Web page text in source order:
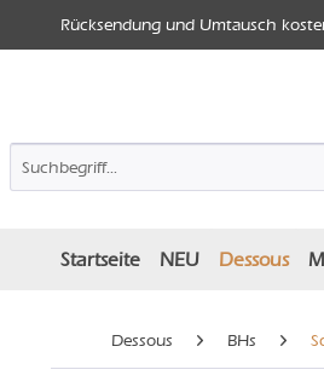
Rücksendung und Umtausch
Startseite NEU Dessous
Dessous BHs